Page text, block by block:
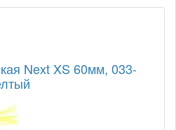
Next XS 60мм, 033-